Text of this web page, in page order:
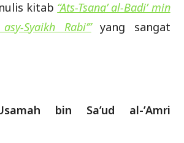
kitab “Ats-Tsana’ al-Badi’ min
Syaikh Rabi’”yang sangat
bin Sa’ud al-’Amri